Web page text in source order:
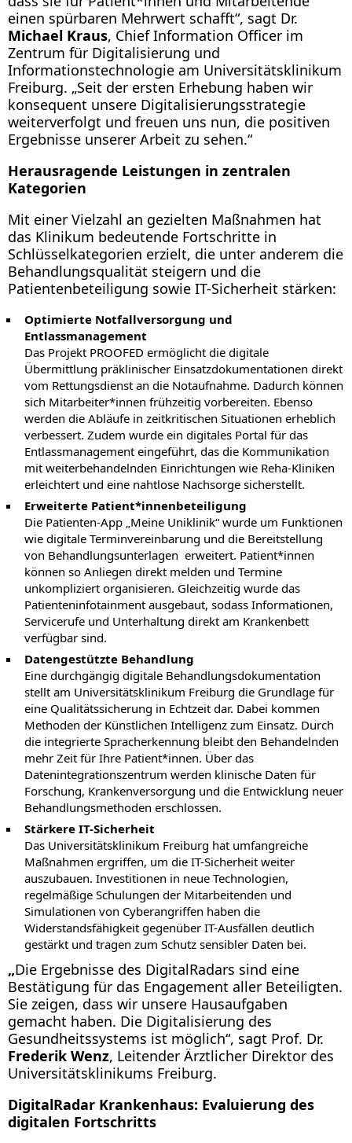
einen spürbaren Mehrwert schafft“, sagt Dr.
Michael Kraus, Chief Information Officer im
Zentrum für Digitalisierung und
Informationstechnologie am Universitätsklinikum
Freiburg. „Seit der ersten Erhebung haben wir
konsequent unsere Digitalisierungsstrategie
weiterverfolgt und freuen uns nun, die positiven
Ergebnisse unserer Arbeit zu sehen.“
Herausragende Leistungen in zentralen
Kategorien
Mit einer Vielzahl an gezielten Maßnahmen hat
das Klinikum bedeutende Fortschritte in
Schlüsselkategorien erzielt, die unter anderem die
Behandlungsqualität steigern und die
Patientenbeteiligung sowie IT-Sicherheit stärken:
Optimierte Notfallversorgung und
Entlassmanagement
Das Projekt PROOFED ermöglicht die digitale
Übermittlung präklinischer Einsatzdokumentationen direkt
vom Rettungsdienst an die Notaufnahme. Dadurch können
sich Mitarbeiter*innen frühzeitig vorbereiten. Ebenso
werden die Abläufe in zeitkritischen Situationen erheblich
verbessert. Zudem wurde ein digitales Portal für das
Entlassmanagement eingeführt, das die Kommunikation
mit weiterbehandelnden Einrichtungen wie Reha-Kliniken
erleichtert und eine nahtlose Nachsorge sicherstellt.
Erweiterte Patient*innenbeteiligung
Die Patienten-App „Meine Uniklinik“ wurde um Funktionen
wie digitale Terminvereinbarung und die Bereitstellung
von Behandlungsunterlagen erweitert. Patient*innen
können so Anliegen direkt melden und Termine
unkompliziert organisieren. Gleichzeitig wurde das
Patienteninfotainment ausgebaut, sodass Informationen,
Servicerufe und Unterhaltung direkt am Krankenbett
verfügbar sind.
Datengestützte Behandlung
Eine durchgängig digitale Behandlungsdokumentation
stellt am Universitätsklinikum Freiburg die Grundlage für
eine Qualitätssicherung in Echtzeit dar. Dabei kommen
Methoden der Künstlichen Intelligenz zum Einsatz. Durch
die integrierte Spracherkennung bleibt den Behandelnden
mehr Zeit für Ihre Patient*innen. Über das
Datenintegrationszentrum werden klinische Daten für
Forschung, Krankenversorgung und die Entwicklung neuer
Behandlungsmethoden erschlossen.
Stärkere IT-Sicherheit
Das Universitätsklinikum Freiburg hat umfangreiche
Maßnahmen ergriffen, um die IT-Sicherheit weiter
auszubauen. Investitionen in neue Technologien,
regelmäßige Schulungen der Mitarbeitenden und
Simulationen von Cyberangriffen haben die
Widerstandsfähigkeit gegenüber IT-Ausfällen deutlich
gestärkt und tragen zum Schutz sensibler Daten bei.
„Die Ergebnisse des DigitalRadars sind eine
Bestätigung für das Engagement aller Beteiligten.
Sie zeigen, dass wir unsere Hausaufgaben
gemacht haben. Die Digitalisierung des
Gesundheitssystems ist möglich“, sagt Prof. Dr.
Frederik Wenz, Leitender Ärztlicher Direktor des
Universitätsklinikums Freiburg.
DigitalRadar Krankenhaus: Evaluierung des
digitalen Fortschritts